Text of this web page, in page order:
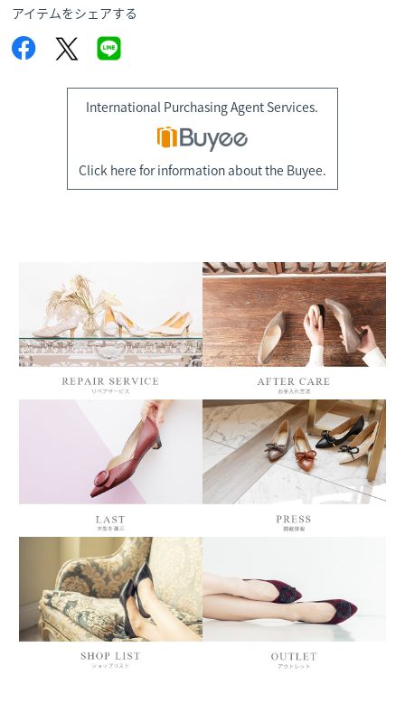
アイテムをシェアする
International Purchasing Agent Services.
Click here for information about the Buyee.